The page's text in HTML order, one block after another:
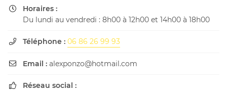

Horaires :
Du lundi au vendredi : 8h00 à 12h00 et 14h00 à 18h00
 Téléphone : 06 86 26 99 93
 Email : alexponzo@hotmail.com
 Réseau social :